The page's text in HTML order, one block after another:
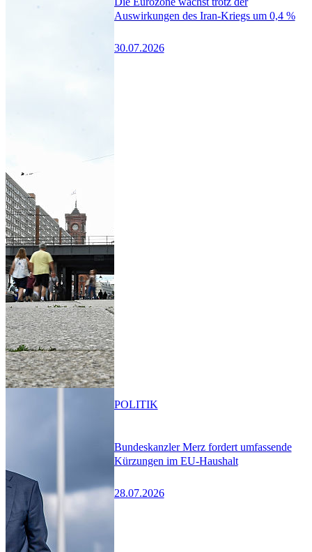
Auswirkungen des Iran-Kriegs um 0,4 %
30.07.2026
Bundeskanzler Merz fordert umfassende
Kürzungen im EU-Haushalt
28.07.2026
POLITIK